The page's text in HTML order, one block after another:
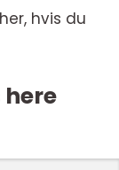
hvis du